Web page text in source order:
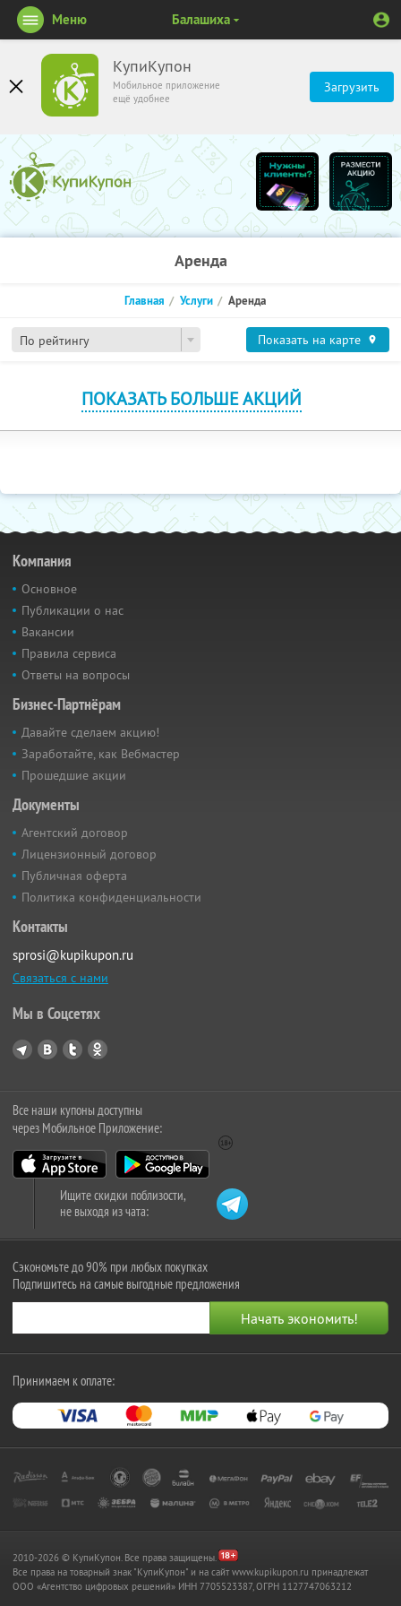
КупиКупон
Мобильное приложение
ещё удобнее
Загрузить
Меню Балашиха
Аренда
По рейтингу
Главная Услуги Аренда
Показать на карте
ПОКАЗАТЬ БОЛЬШЕ АКЦИЙ
Компания
Основное
Публикации о нас
Вакансии
Правила сервиса
Ответы на вопросы
Бизнес-Партнёрам
Давайте сделаем акцию!
Заработайте, как Вебмастер
Прошедшие акции
Документы
Агентский договор
Лицензионный договор
Публичная оферта
Политика конфиденциальности
Контакты
sprosi@kupikupon.ru
Связаться с нами
Мы в Соцсетях
Все наши купоны доступны
через Мобильное Приложение:
Ищите скидки поблизости,
не выходя из чата:
Сэкономьте до 90% при любых покупках
Подпишитесь на самые выгодные предложения
Принимаем к оплате:
2010-2026 © КупиКупон. Все права защищены.
Все права на товарный знак "КупиКупон" и на сайт www.kupikupon.ru принадлежат
OOO «Агентство цифровых решений» ИНН 7705523387, ОГРН 1127747063212